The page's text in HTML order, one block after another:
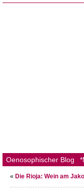
Oenosophischer Blog
« Die Rioja: Wein am